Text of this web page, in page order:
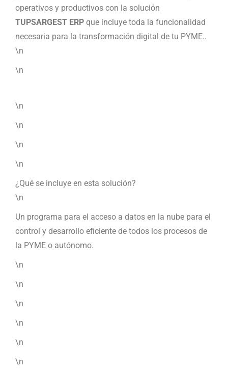
operativos y productivos con la solución
TUPSARGEST ERP que incluye toda la funcionalidad
necesaria para la transformación digital de tu PYME..
\n
\n
\n
\n
\n
\n
¿Qué se incluye en esta solución?
\n
Un programa para el acceso a datos en la nube para el
control y desarrollo eficiente de todos los procesos de
la PYME o autónomo.
\n
\n
\n
\n
\n
\n